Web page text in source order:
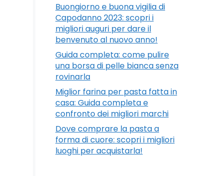
Buongiorno e buona vigilia di
Capodanno 2023: scopri i
migliori auguri per dare il
benvenuto al nuovo anno!
Guida completa: come pulire
una borsa di pelle bianca senza
rovinarla
Miglior farina per pasta fatta in
casa: Guida completa e
confronto dei migliori marchi
Dove comprare la pasta a
forma di cuore: scopri i migliori
luoghi per acquistarla!